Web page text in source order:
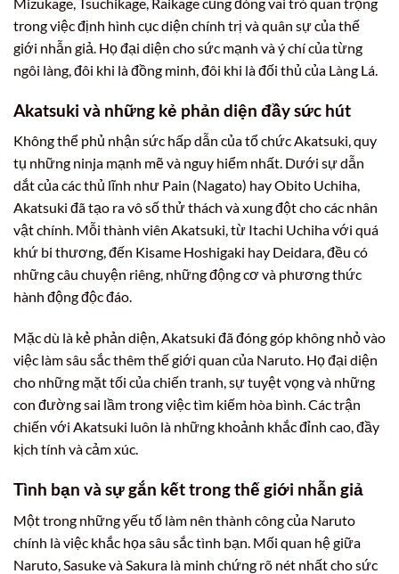
trong việc định hình cục diện chính trị và quân sự của thế
giới nhẫn giả. Họ đại diện cho sức mạnh và ý chí của từng
ngôi làng, đôi khi là đồng minh, đôi khi là đối thủ của Làng Lá.
Akatsuki và những kẻ phản diện đầy sức hút
Không thể phủ nhận sức hấp dẫn của tổ chức Akatsuki, quy
tụ những ninja mạnh mẽ và nguy hiểm nhất. Dưới sự dẫn
dắt của các thủ lĩnh như Pain (Nagato) hay Obito Uchiha,
Akatsuki đã tạo ra vô số thử thách và xung đột cho các nhân
vật chính. Mỗi thành viên Akatsuki, từ Itachi Uchiha với quá
khứ bi thương, đến Kisame Hoshigaki hay Deidara, đều có
những câu chuyện riêng, những động cơ và phương thức
hành động độc đáo.
Mặc dù là kẻ phản diện, Akatsuki đã đóng góp không nhỏ vào
việc làm sâu sắc thêm thế giới quan của Naruto. Họ đại diện
cho những mặt tối của chiến tranh, sự tuyệt vọng và những
con đường sai lầm trong việc tìm kiếm hòa bình. Các trận
chiến với Akatsuki luôn là những khoảnh khắc đỉnh cao, đầy
kịch tính và cảm xúc.
Tình bạn và sự gắn kết trong thế giới nhẫn giả
Một trong những yếu tố làm nên thành công của Naruto
chính là việc khắc họa sâu sắc tình bạn. Mối quan hệ giữa
Naruto, Sasuke và Sakura là minh chứng rõ nét nhất cho sức